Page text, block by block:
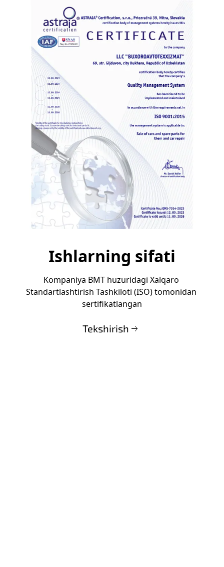
Ishlarning sifati
Kompaniya BMT huzuridagi Xalqaro
Standartlashtirish Tashkiloti (ISO) tomonidan
sertifikatlangan
Tekshirish